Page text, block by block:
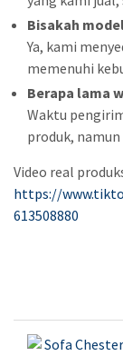
Bisakah
Ya, kami
memenuhi
Berapa lama
Waktu
produk,
Video real
https://
613508880